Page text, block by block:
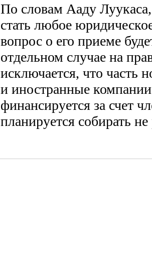
По словам Ааду
стать любое
вопрос о его приеме
отдельном случае на
исключается, что часть
и иностранные
финансируется за счет
планируется собирать